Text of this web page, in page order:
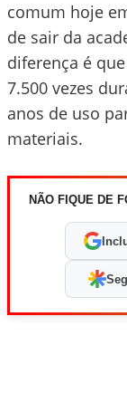
comum hoje
de sair da
diferença é
7.500 vezes
anos de uso
materiais.
NÃO FIQUE DE